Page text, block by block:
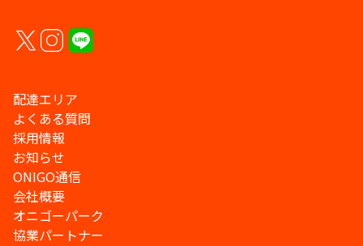
配達エリア
よくある質問
採用情報
お知らせ
ONIGO通信
会社概要
オニゴーパーク
協業パートナー